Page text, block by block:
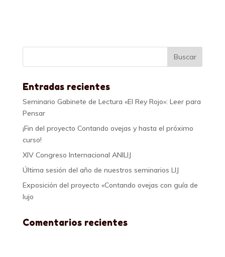
Entradas recientes
Seminario Gabinete de Lectura «El Rey Rojo»: Leer para
Pensar
¡Fin del proyecto Contando ovejas y hasta el próximo
curso!
XIV Congreso Internacional ANILIJ
Última sesión del año de nuestros seminarios LIJ
Exposición del proyecto «Contando ovejas con guía de
lujo
Comentarios recientes